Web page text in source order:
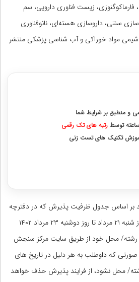
زیست فناوری دارویی، سم
سنتی، داروسازی هسته‌ای، نانوفناوری
شیمی مواد خوراکی و آب شناسی پزشکی منتشر
و منطبق بر شرایط شما
رتبه‌ های تک رقمی
آموزش تکنیک های تست زنی
بر اساس جدول ظرفیت پذیرش که در دفترچه
انتخاب رشته منتشر شده از روز شنبه ۲۱ مرداد تا روز دوشنبه ۲۳ مرداد ۱۴۰۲
رشته/ محل خود از طریق سایت مرکز سنجش
که داوطلب به هر دلیل در تاریخ های
محل نشود، از فرایند پذیرش حذف خواهد